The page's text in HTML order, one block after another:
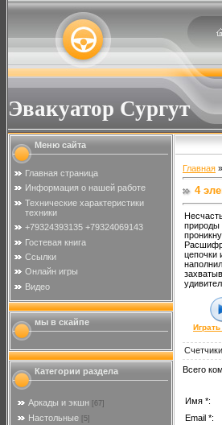
Эвакуатор Сургут
Меню сайта
Главная страница
Информация о нашей работе
Технические характеристики
техники
+79324393135 +79324069143
Гостевая книга
Ссылки
Онлайн игры
Видео
мы в скайпе
Категории раздела
Аркады и экшн [67]
Настольные [5]
Главная »
4
природы
цепочки
Счетчики
Всего
Имя *:
Email *: